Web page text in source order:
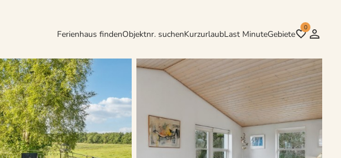
Ferienhaus findenObjektnr. suchenKurzurlaubLast MinuteGebiete
0